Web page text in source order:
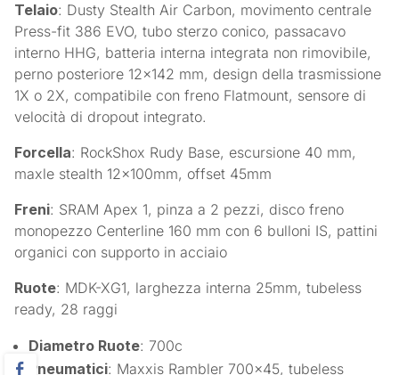
Telaio: Dusty Stealth Air Carbon, movimento centrale
Press-fit 386 EVO, tubo sterzo conico, passacavo
interno HHG, batteria interna integrata non rimovibile,
perno posteriore 12×142 mm, design della trasmissione
1X o 2X, compatibile con freno Flatmount, sensore di
velocità di dropout integrato.
Forcella: RockShox Rudy Base, escursione 40 mm,
maxle stealth 12x100mm, offset 45mm
Freni: SRAM Apex 1, pinza a 2 pezzi, disco freno
monopezzo Centerline 160 mm con 6 bulloni IS, pattini
organici con supporto in acciaio
Ruote: MDK-XG1, larghezza interna 25mm, tubeless
ready, 28 raggi
Diametro Ruote: 700c
Pneumatici: Maxxis Rambler 700×45, tubeless